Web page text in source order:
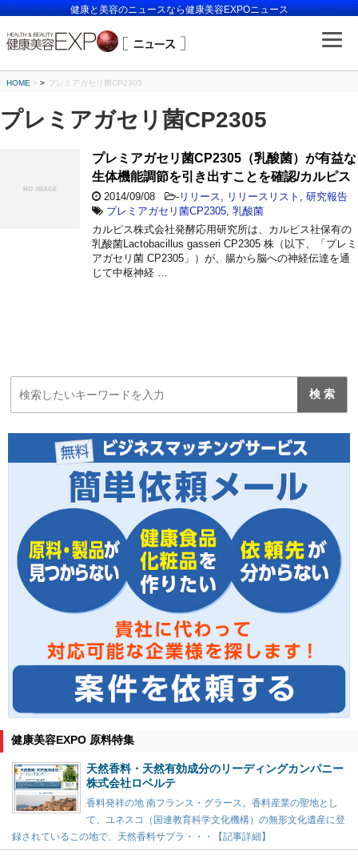
健康と美容のニュースなら健康美容EXPOニュース
HOME > プレミアガセリ菌CP2305
プレミアガセリ菌CP2305
プレミアガセリ菌CP2305（乳酸菌）が有益な
生体機能調節を引き出すことを確認/カルピス
2014/09/08 - リリース リリースリスト
研究報告
プレミアガセリ菌CP2305 乳酸菌
カルピス株式会社発酵応用研究所は、カルピス社保有の
乳酸菌Lactobacillus gasseri CP2305 株（以下、「プレミ
アガセリ菌 CP2305」）が、腸から脳への神経伝達を通
じて中枢神経 …
健康美容EXPO 原料特集
天然香料・天然有効成分のリーディングカンパニー
株式会社ロベルテ
香料発祥の地 南フランス・グラース。香料産業の聖地とし
て、ユネスコ（国連教育科学文化機構）の無形文化遺産に登
録されているこの地で、天然香料サプラ・・・【記事詳細】